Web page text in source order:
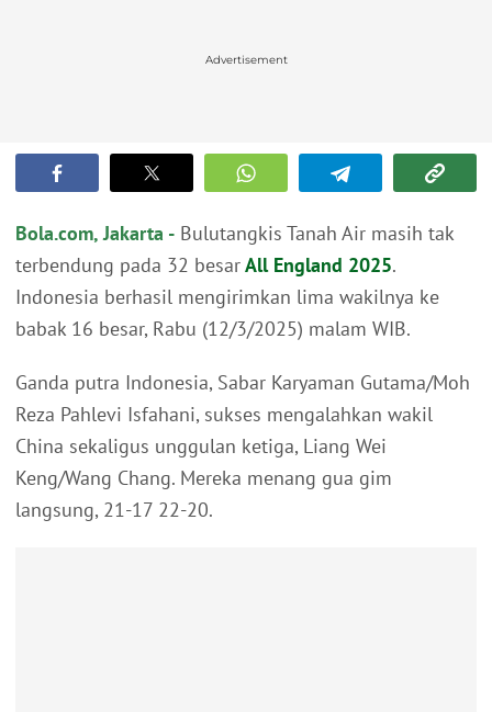
Advertisement
Bola.com, Jakarta - Bulutangkis Tanah Air masih tak
terbendung pada 32 besarAll England 2025.
Indonesia berhasil mengirimkan lima wakilnya ke
babak 16 besar, Rabu (12/3/2025) malam WIB.
Ganda putra Indonesia, Sabar Karyaman Gutama/Moh
Reza Pahlevi Isfahani, sukses mengalahkan wakil
China sekaligus unggulan ketiga, Liang Wei
Keng/Wang Chang. Mereka menang gua gim
langsung, 21-17 22-20.